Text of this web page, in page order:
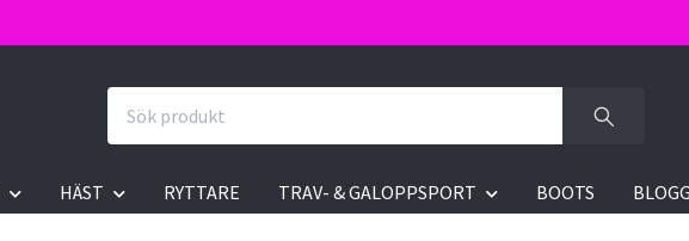
HÄST RYTTARE TRAV- & GALOPPSPORT BOOTS